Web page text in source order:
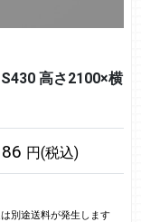
高さ2100×横
円(税込)
別途送料が発生します